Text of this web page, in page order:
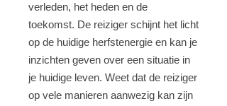
verleden, het heden en de
toekomst. De reiziger schijnt het licht
op de huidige herfstenergie en kan je
inzichten geven over een situatie in
je huidige leven. Weet dat de reiziger
op vele manieren aanwezig kan zijn